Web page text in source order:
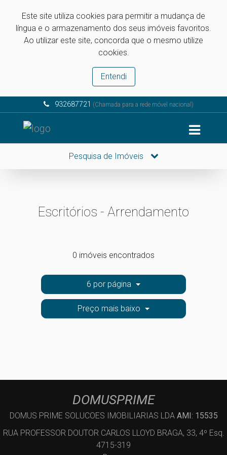
Este site utiliza cookies para permitir a mudança de
língua e o armazenamento dos seus imóveis favoritos.
Ao utilizar este site, concorda que o mesmo utilize
cookies.
Entendi
932687721 (Chamada para a rede móvel nacional)
Pesquisa de Imóveis
Escritórios - Arrendamento
0 imóveis encontrados
6 por página
Preço mais baixo
DOMUSPRIME
DOMUS PRIME SOLUCOES IMOBILIARIAS LDA AMI: 15535
RUA PROFESSOR DOUTOR CARLOS LLOYD BRAGA, 33, 4º Esq.
4715-319